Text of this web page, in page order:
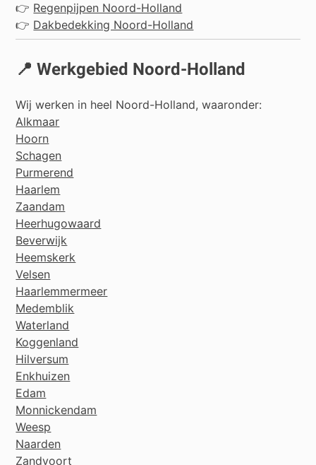
👉 Regenpijpen Noord-Holland
👉 Dakbedekking Noord-Holland
📍 Werkgebied Noord-Holland
Wij werken in heel Noord-Holland, waaronder:
Alkmaar
Hoorn
Schagen
Purmerend
Haarlem
Zaandam
Heerhugowaard
Beverwijk
Heemskerk
Velsen
Haarlemmermeer
Medemblik
Waterland
Koggenland
Hilversum
Enkhuizen
Edam
Monnickendam
Weesp
Naarden
Zandvoort